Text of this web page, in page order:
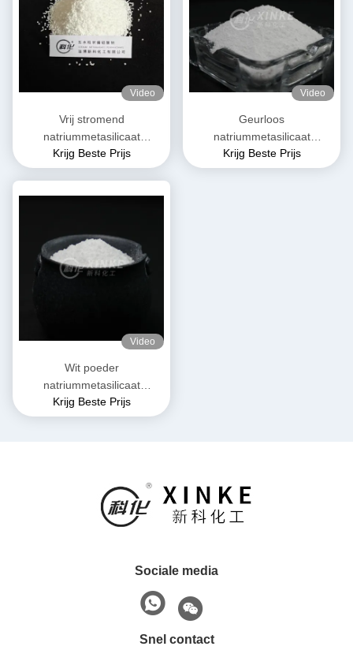
Video
Vrij stromend
natriummetasilicaat
pentahydraat Granulaat Wit
Krijg Beste Prijs
Video
Geurloos
natriummetasilicaat
pentahydraat Oplosbaar in
water Moleculair gewicht
Krijg Beste Prijs
Video
Wit poeder
natriummetasilicaat
pentahydraat Niet
ontvlambaar en geschikt
Krijg Beste Prijs
Sociale media
Snel contact